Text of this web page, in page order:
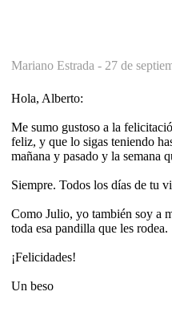
Mariano Estrada - 27 de
Hola, Alberto:
Me sumo gustoso a la
feliz, y que lo sigas teniendo
mañana y pasado y la semana
Siempre. Todos los días de tu
Como Julio, yo también soy a
toda esa pandilla que les rodea.
¡Felicidades!
Un beso